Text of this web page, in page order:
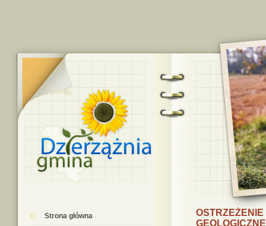
Strona główna